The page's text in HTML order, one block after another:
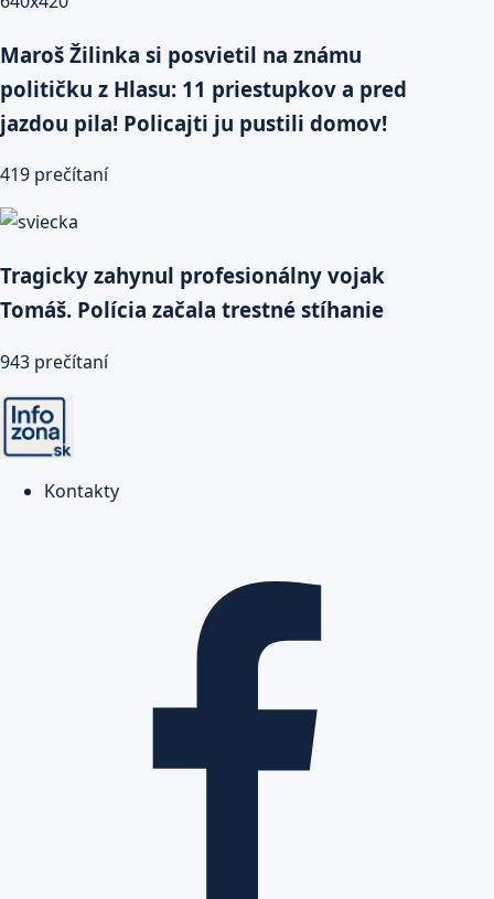
Maroš Žilinka si posvietil na známu
političku z Hlasu: 11 priestupkov a pred
jazdou pila! Policajti ju pustili domov!
419 prečítaní
Tragicky zahynul profesionálny vojak
Tomáš. Polícia začala trestné stíhanie
943 prečítaní
Kontakty